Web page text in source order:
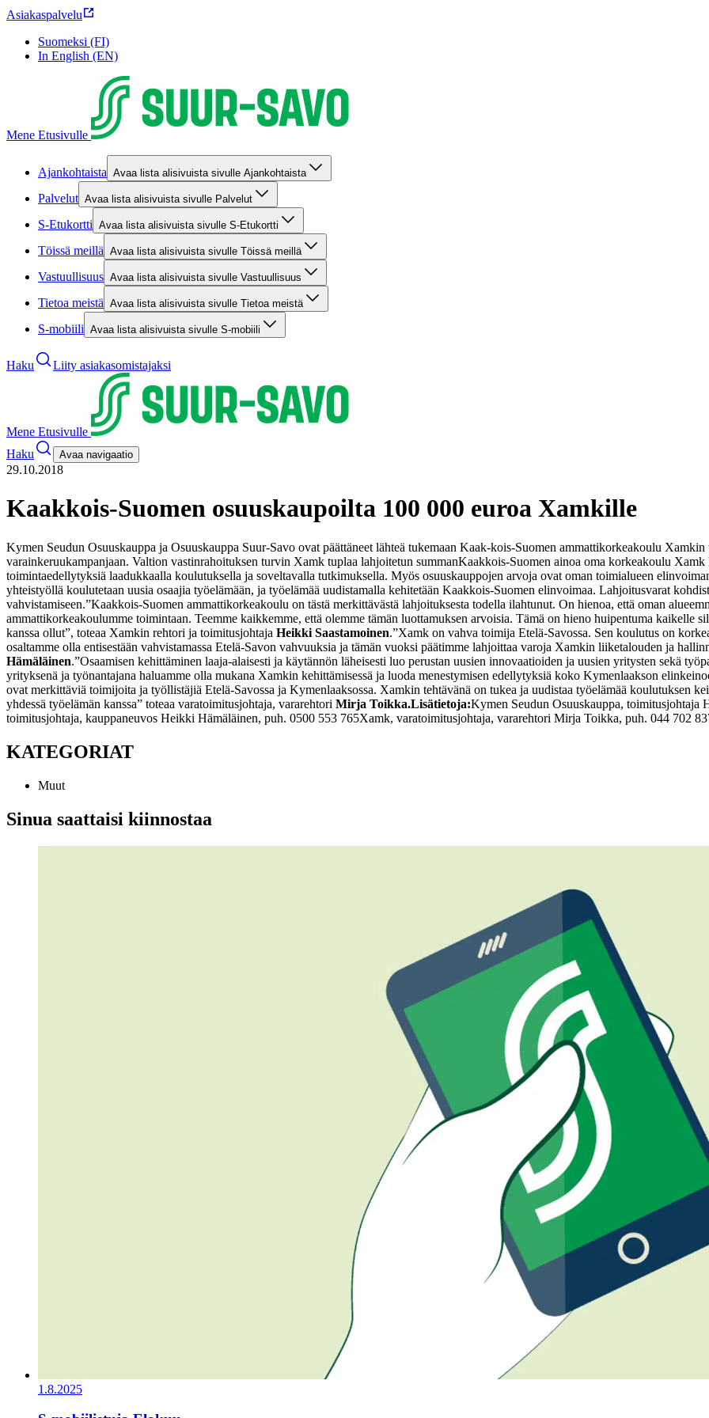
Asiakaspalvelu
Suomeksi (FI)
In English (EN)
Mene Etusivulle
Ajankohtaista Avaa lista alisivuista sivulle Ajankohtaista
Palvelut Avaa lista alisivuista sivulle Palvelut
S-Etukortti Avaa lista alisivuista sivulle S-Etukortti
Töissä meillä Avaa lista alisivuista sivulle Töissä meillä
Vastuullisuus Avaa lista alisivuista sivulle Vastuullisuus
Tietoa meistä Avaa lista alisivuista sivulle Tietoa meistä
S-mobiili Avaa lista alisivuista sivulle S-mobiili
Haku Liity asiakasomistajaksi
Mene Etusivulle
Haku
Avaa navigaatio
29.10.2018
Kaakkois-Suomen osuuskaupoilta 100 000 euroa Xamkille
Kymen Seudun Osuuskauppa ja Osuuskauppa Suur-Savo ovat päättäneet lähteä tukemaan Kaak-kois-Suomen ammattikorkeakoulu
varainkeruukampanjaan. Valtion vastinrahoituksen turvin Xamk tuplaa lahjoitetun summanKaakkois-Suomen ainoa oma korkeakoulu
toimintaedellytyksiä laadukkaalla koulutuksella ja soveltavalla tutkimuksella. Myös osuuskauppojen arvoja ovat oman toimialueen
yhteistyöllä koulutetaan uusia osaajia työelämään, ja työelämää uudistamalla kehitetään Kaakkois-Suomen elinvoimaa. Lahjoitusvarat
vahvistamiseen.”Kaakkois-Suomen ammattikorkeakoulu on tästä merkittävästä lahjoituksesta todella ilahtunut. On hienoa, että oman
ammattikorkeakoulumme toimintaan. Teemme kaikkemme, että olemme tämän luottamuksen arvoisia. Tämä on hieno huipentuma kaikelle
kanssa ollut”, toteaa Xamkin rehtori ja toimitusjohtaja Heikki Saastamoinen.”Xamk on vahva toimija Etelä-Savossa. Sen koulutus on
osaltamme olla entisestään vahvistamassa Etelä-Savon vahvuuksia ja tämän vuoksi päätimme lahjoittaa varoja Xamkin liiketalouden ja
Hämäläinen.”Osaamisen kehittäminen laaja-alaisesti ja käytännön läheisesti luo perustan uusien innovaatioiden ja uusien yritysten sekä
yrityksenä ja työnantajana haluamme olla mukana Xamkin kehittämisessä ja luoda menestymisen edellytyksiä koko Kymenlaakson
ovat merkittäviä toimijoita ja työllistäjiä Etelä-Savossa ja Kymenlaaksossa. Xamkin tehtävänä on tukea ja uudistaa työelämää koulutuksen
yhdessä työelämän kanssa” toteaa varatoimitusjohtaja, vararehtori Mirja Toikka.Lisätietoja:Kymen Seudun Osuuskauppa, toimitusjohtaja
toimitusjohtaja, kauppaneuvos Heikki Hämäläinen, puh. 0500 553 765Xamk, varatoimitusjohtaja, vararehtori Mirja Toikka, puh. 044 702
KATEGORIAT
Muut
Sinua saattaisi kiinnostaa
1.8.2025